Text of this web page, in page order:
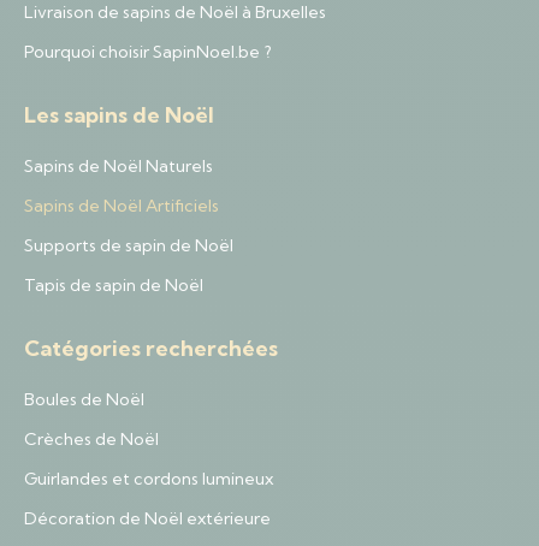
Livraison de sapins de Noël à Bruxelles
Pourquoi choisir SapinNoel.be ?
Les sapins de Noël
Sapins de Noël Naturels
Sapins de Noël Artificiels
Supports de sapin de Noël
Tapis de sapin de Noël
Catégories recherchées
Boules de Noël
Crèches de Noël
Guirlandes et cordons lumineux
Décoration de Noël extérieure